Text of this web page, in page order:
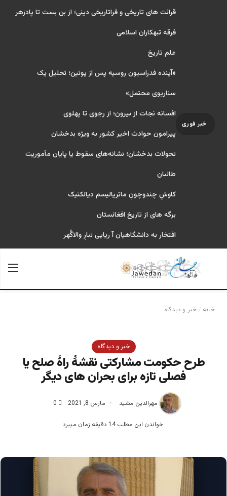
خبر فوری
قرائت های تاریخی و فراتاریخی دینی؛ از بن بست تا پادزهر
فرقه تبهکاران اسلامی
علم تاریخ
«آینده فدراسیون روسیه پس از پوتین؛ تحلیل یک
سناریوی محتمل»
افسانه نجات از بیرون؛ از رجوی تا پهلوی
پیرامون حوادث اخیر کشور به ویژه بدخشان
تحولات بدخشان؛ نشانه‌های سقوط یا پایان مأموریت
طالبان
کاوشِ چندو‌چونِ ماتریالیسم دیالکتیک
برگه های از تاریخ افغانستان
افتخار به دانشگاهیان آ ریایی تبارِ والاگُهر
جستجو برای
خانه / خبر و دیدگاه
خبر و دیدگاه
طرح حکومت مشارکتی نقشۀ راۀ صلح یا
فصلی تازه برای بحران های دیگر
مهرالدین مشید مارس 8, 2021 0
خواندن این مطلب 14 دقیقه زمان میبرد